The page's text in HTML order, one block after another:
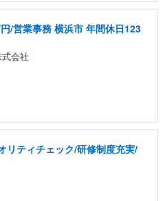
/営業事務 横浜市 年間休日123
会社
リティチェック/研修制度充実/